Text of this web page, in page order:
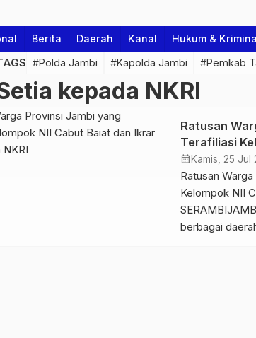
Berita Daerah Kanal Hukum &
#Polda Jambi #Kapolda Jambi #Pemkab
kepada NKRI
Ratusan
Terafiliasi
Setia kepada
calendar_month Kamis, 25 Jul
Ratusan
Kelompok NII
berbagai